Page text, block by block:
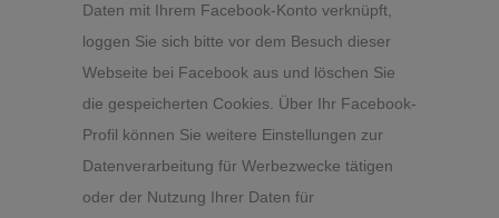
Daten mit Ihrem Facebook-Konto verknüpft,
loggen Sie sich bitte vor dem Besuch dieser
Webseite bei Facebook aus und löschen Sie
die gespeicherten Cookies. Über Ihr Facebook-
Profil können Sie weitere Einstellungen zur
Datenverarbeitung für Werbezwecke tätigen
oder der Nutzung Ihrer Daten für